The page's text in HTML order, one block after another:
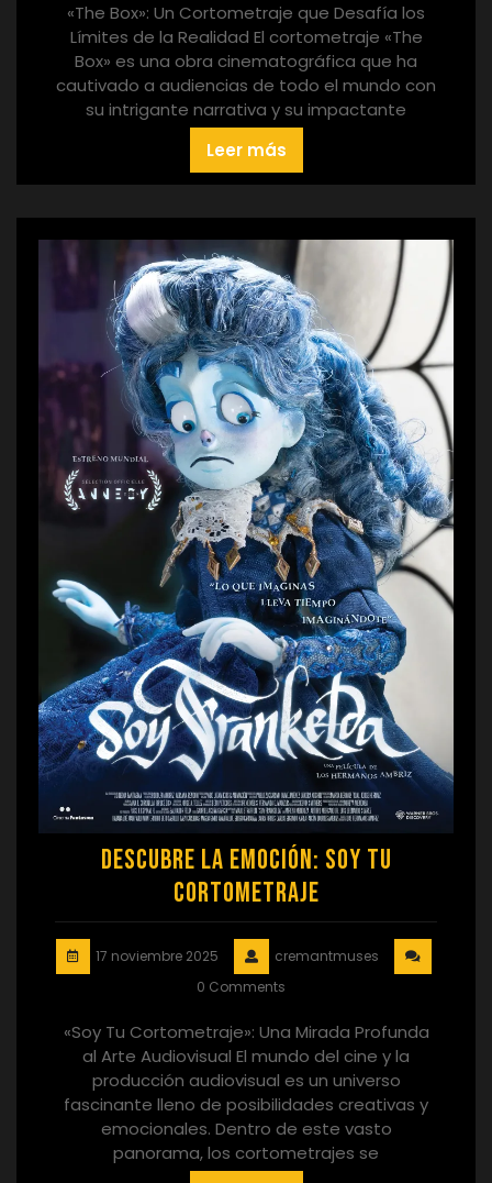
«The Box»: Un Cortometraje que Desafía los
Límites de la Realidad El cortometraje «The
Box» es una obra cinematográfica que ha
cautivado a audiencias de todo el mundo con
su intrigante narrativa y su impactante
Leer más
Descubre la Emoción: Soy Tu
Cortometraje
17 noviembre 2025
cremantmuses
0 Comments
«Soy Tu Cortometraje»: Una Mirada Profunda
al Arte Audiovisual El mundo del cine y la
producción audiovisual es un universo
fascinante lleno de posibilidades creativas y
emocionales. Dentro de este vasto
panorama, los cortometrajes se